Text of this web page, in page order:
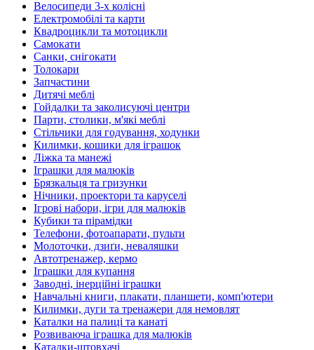
Велосипеди 3-х колісні
Електромобілі та карти
Квадроцикли та мотоцикли
Самокати
Санки, снігокати
Толокари
Запчастини
Дитячі меблі
Гойдалки та заколисуючі центри
Парти, столики, м'які меблі
Стільчики для годування, ходунки
Килимки, кошики для іграшок
Ліжка та манежі
Іграшки для малюків
Брязкальця та гризунки
Нічники, проектори та каруселі
Ігрові набори, ігри для малюків
Кубики та пірамідки
Телефони, фотоапарати, пульти
Молоточки, дзиґи, неваляшки
Автотренажер, кермо
Іграшки для купання
Заводні, інерційні іграшки
Навчальні книги, плакати, планшети, комп'ютери
Килимки, дуги та тренажери для немовлят
Каталки на палиці та канаті
Розвиваюча іграшка для малюків
Каталки-штовхачі